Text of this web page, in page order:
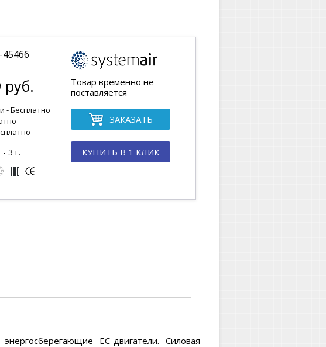
руб.
- Бесплатно
3 г.
Товар временно не
поставляется
ЗАКАЗАТЬ
КУПИТЬ В 1 КЛИК
EC-двигатели. Силовая